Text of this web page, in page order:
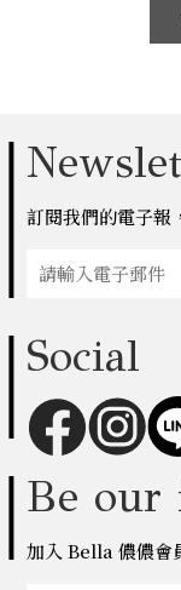
訂閱我們的電子報
Social
Be our
加入 Bella 儂儂會